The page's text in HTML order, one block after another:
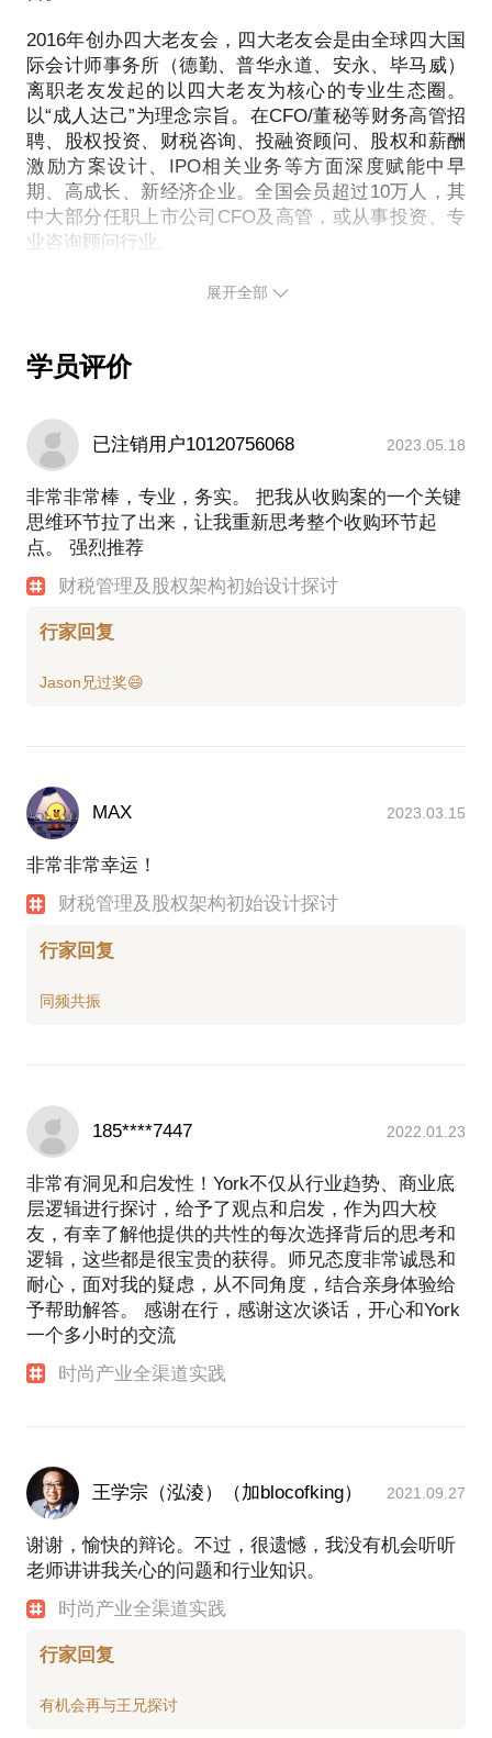
2016年创办四大老友会，四大老友会是由全球四大国
际会计师事务所（德勤、普华永道、安永、毕马威）
离职老友发起的以四大老友为核心的专业生态圈。
以“成人达己”为理念宗旨。在CFO/董秘等财务高管招
聘、股权投资、财税咨询、投融资顾问、股权和薪酬
激励方案设计、IPO相关业务等方面深度赋能中早
期、高成长、新经济企业。全国会员超过10万人，其
中大部分任职上市公司CFO及高管，或从事投资、专
业咨询顾问行业。
2021年起任行至资本合伙人，关注硬科技和大消费领
架构设计、IPO业务、互联网营销等方面有丰富经
展开全部
学员评价
已注销用户10120756068 2023.05.18
非常非常棒，专业，务实。 把我从收购案的一个关键
思维环节拉了出来，让我重新思考整个收购环节起
点。 强烈推荐
财税管理及股权架构初始设计探讨
行家回复
MAX 2023.03.15
非常非常幸运！
财税管理及股权架构初始设计探讨
行家回复
185****7447 2022.01.23
非常有洞见和启发性！York不仅从行业趋势、商业底
层逻辑进行探讨，给予了观点和启发，作为四大校
友，有幸了解他提供的共性的每次选择背后的思考和
逻辑，这些都是很宝贵的获得。师兄态度非常诚恳和
耐心，面对我的疑虑，从不同角度，结合亲身体验给
予帮助解答。 感谢在行，感谢这次谈话，开心和York
一个多小时的交流
时尚产业全渠道实践
王学宗（泓淩）（加blocofking） 2021.09.27
谢谢，愉快的辩论。不过，很遗憾，我没有机会听听
老师讲讲我关心的问题和行业知识。
时尚产业全渠道实践
行家回复